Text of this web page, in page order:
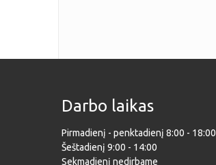
Darbo laikas
Pirmadienį - penktadienį 8:00 - 18:00
Šeštadienį 9:00 - 14:00
Sekmadienį nedirbame